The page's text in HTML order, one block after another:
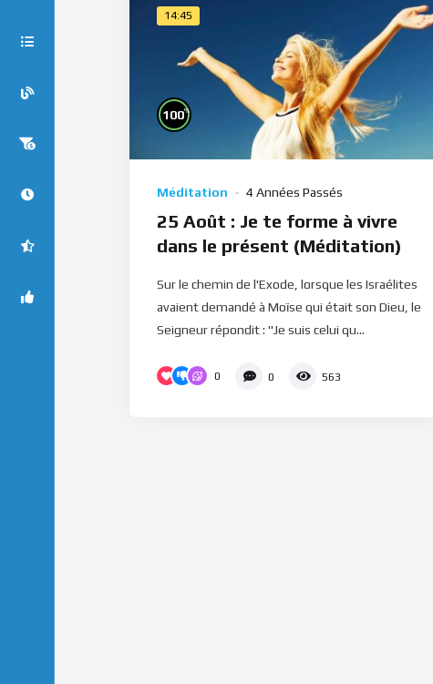
14:45
100%
Méditation 4 Années Passés
25 Août : Je te forme à vivre
dans le présent (Méditation)
Sur le chemin de l'Exode, lorsque les Israélites
avaient demandé à Moïse qui était son Dieu, le
Seigneur répondit : "Je suis celui qu...
0 0 563